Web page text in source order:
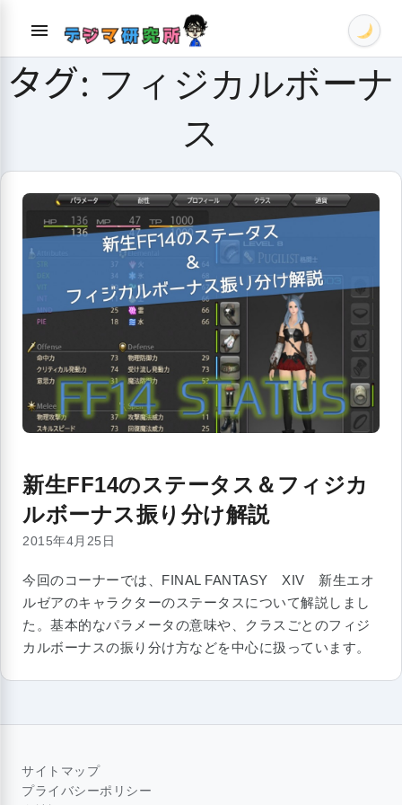
menu
タグ: フィジカルボーナ
ス
新生FF14のステータス＆フィジカ
ルボーナス振り分け解説
2015年4月25日
今回のコーナーでは、FINAL FANTASY XIV 新生エオ
ルゼアのキャラクターのステータスについて解説しまし
た。基本的なパラメータの意味や、クラスごとのフィジ
カルボーナスの振り分け方などを中心に扱っています。
サイトマップ
プライバシーポリシー